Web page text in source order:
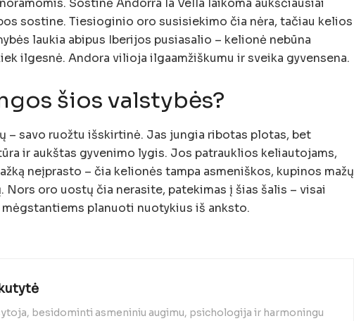
Sostinė Andorra la Vella laikoma aukščiausiai
sostine. Tiesioginio oro susisiekimo čia nėra, tačiau kelios
laukia abipus Iberijos pusiasalio – kelionė nebūna
ilgesnė. Andora vilioja ilgaamžiškumu ir sveika gyvensena.
šios valstybės?
– savo ruožtu išskirtinė. Jas jungia ribotas plotas, bet
ir aukštas gyvenimo lygis. Jos patrauklios keliautojams,
neįprasto – čia kelionės tampa asmeniškos, kupinos mažų
Nors oro uostų čia nerasite, patekimas į šias šalis – visai
planuoti nuotykius iš anksto.
besidominti asmeniniu augimu, psichologija ir harmoningu